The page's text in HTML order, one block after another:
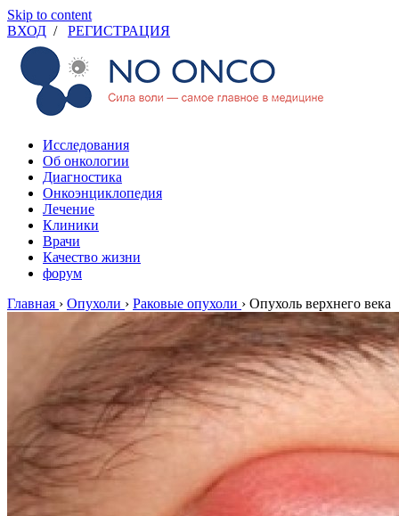
Skip to content
ВХОД / РЕГИСТРАЦИЯ
Исследования
Об онкологии
Диагностика
Онкоэнциклопедия
Лечение
Клиники
Врачи
Качество жизни
форум
Главная › Опухоли › Раковые опухоли › Опухоль верхнего века